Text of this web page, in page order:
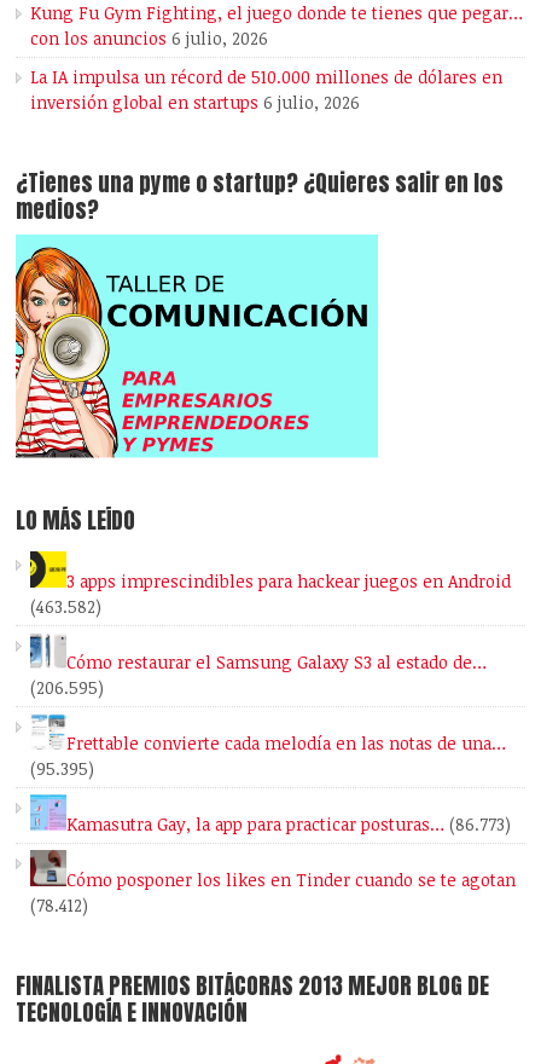
Kung Fu Gym Fighting, el juego donde te tienes que pegar…
con los anuncios 6 julio, 2026
La IA impulsa un récord de 510.000 millones de dólares en
inversión global en startups 6 julio, 2026
¿Tienes una pyme o startup? ¿Quieres salir en los
medios?
LO MÁS LEÍDO
3 apps imprescindibles para hackear juegos en Android
(463.582)
Cómo restaurar el Samsung Galaxy S3 al estado de…
(206.595)
Frettable convierte cada melodía en las notas de una…
(95.395)
Kamasutra Gay, la app para practicar posturas… (86.773)
Cómo posponer los likes en Tinder cuando se te agotan
(78.412)
FINALISTA PREMIOS BITÁCORAS 2013 MEJOR BLOG DE
TECNOLOGÍA E INNOVACIÓN